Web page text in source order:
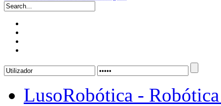
LusoRobótica -